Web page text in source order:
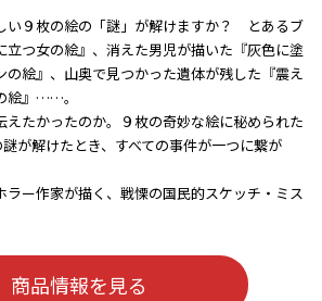
い９枚の絵の「謎」が解けますか？ とあるブ
立つ女の絵』、消えた男児が描いた『灰色に塗
の絵』、山奥で見つかった遺体が残した『震え
絵』……。
たかったのか――。９枚の奇妙な絵に秘められた
が解けたとき、すべての事件が一つに繋が
ラー作家が描く、戦慄の国民的スケッチ・ミス
商品情報を見る